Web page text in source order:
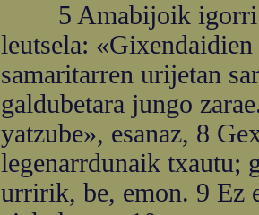
5 Amabijoik igorri
leutsela:
samaritarren urijetan
galdubetara jungo
yatzube», esanaz, 8
legenarrdunaik txautu;
urririk, be, emon. 9 Ez